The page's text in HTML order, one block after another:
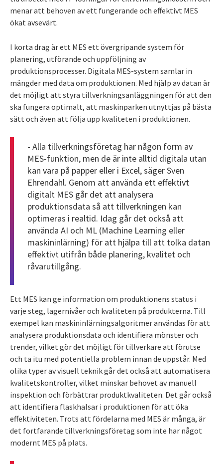
menar att behoven av ett fungerande och effektivt MES
ökat avsevärt.
I korta drag är ett MES ett övergripande system för
planering, utförande och uppföljning av
produktionsprocesser. Digitala MES-system samlar in
mängder med data om produktionen. Med hjälp av datan är
det möjligt att styra tillverkningsanläggningen för att den
ska fungera optimalt, att maskinparken utnyttjas på bästa
sätt och även att följa upp kvaliteten i produktionen.
- Alla tillverkningsföretag har någon form av
MES-funktion, men de är inte alltid digitala utan
kan vara på papper eller i Excel, säger Sven
Ehrendahl. Genom att använda ett effektivt
digitalt MES går det att analysera
produktionsdata så att tillverkningen kan
optimeras i realtid. Idag går det också att
använda AI och ML (Machine Learning eller
maskininlärning) för att hjälpa till att tolka datan
effektivt utifrån både planering, kvalitet och
råvarutillgång.
Ett MES kan ge information om produktionens status i
varje steg, lagernivåer och kvaliteten på produkterna. Till
exempel kan maskininlärningsalgoritmer användas för att
analysera produktionsdata och identifiera mönster och
trender, vilket gör det möjligt för tillverkare att förutse
och ta itu med potentiella problem innan de uppstår. Med
olika typer av visuell teknik går det också att automatisera
kvalitetskontroller, vilket minskar behovet av manuell
inspektion och förbättrar produktkvaliteten. Det går också
att identifiera flaskhalsar i produktionen för att öka
effektiviteten. Trots att fördelarna med MES är många, är
det fortfarande tillverkningsföretag som inte har något
modernt MES på plats.